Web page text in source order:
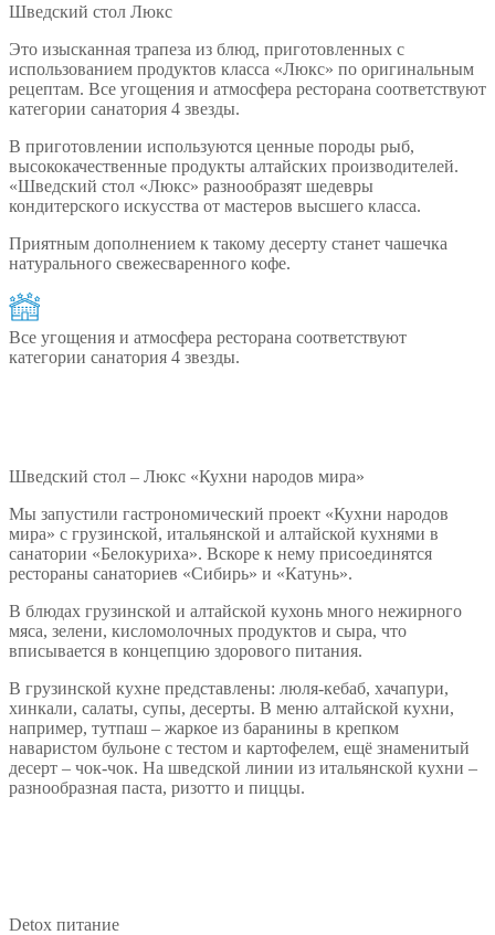
Шведский стол Люкс
Это изысканная трапеза из блюд, приготовленных с
использованием продуктов класса «Люкс» по оригинальным
рецептам. Все угощения и атмосфера ресторана соответствуют
категории санатория 4 звезды.
В приготовлении используются ценные породы рыб,
высококачественные продукты алтайских производителей.
«Шведский стол «Люкс» разнообразят шедевры
кондитерского искусства от мастеров высшего класса.
Приятным дополнением к такому десерту станет чашечка
натурального свежесваренного кофе.
Все угощения и атмосфера ресторана соответствуют
категории санатория 4 звезды.
Шведский стол – Люкс «Кухни народов мира»
Мы запустили гастрономический проект «Кухни народов
мира» с грузинской, итальянской и алтайской кухнями в
санатории «Белокуриха». Вскоре к нему присоединятся
рестораны санаториев «Сибирь» и «Катунь».
В блюдах грузинской и алтайской кухонь много нежирного
мяса, зелени, кисломолочных продуктов и сыра, что
вписывается в концепцию здорового питания.
В грузинской кухне представлены: люля-кебаб, хачапури,
хинкали, салаты, супы, десерты. В меню алтайской кухни,
например, тутпаш – жаркое из баранины в крепком
наваристом бульоне с тестом и картофелем, ещё знаменитый
десерт – чок-чок. На шведской линии из итальянской кухни –
разнообразная паста, ризотто и пиццы.
Detox питание